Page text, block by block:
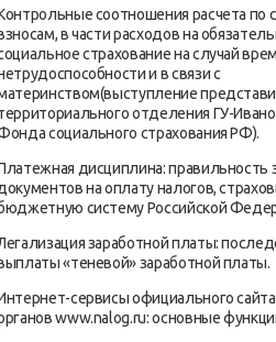
соотношения расчета по
в части расходов на
страхование на случай
и в связи с
отделения ГУ-
социального страхования РФ).
дисциплина: правильность
на оплату налогов,
систему Российской
заработной платы:
«теневой» заработной платы.
сервисы официального
www.nalog.ru: основные